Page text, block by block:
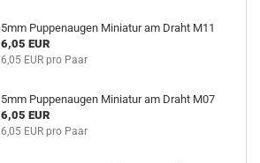
5mm Puppenaugen Miniatur am Draht M11
6,05 EUR
6,05 EUR pro Paar
5mm Puppenaugen Miniatur am Draht M07
6,05 EUR
6,05 EUR pro Paar